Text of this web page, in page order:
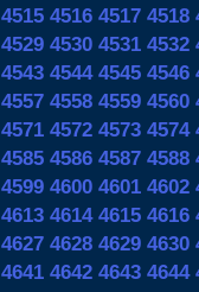
4515 4516 4517 4518
4529 4530 4531 4532
4543 4544 4545 4546
4557 4558 4559 4560
4571 4572 4573 4574
4585 4586 4587 4588
4599 4600 4601 4602
4613 4614 4615 4616
4627 4628 4629 4630
4641 4642 4643 4644